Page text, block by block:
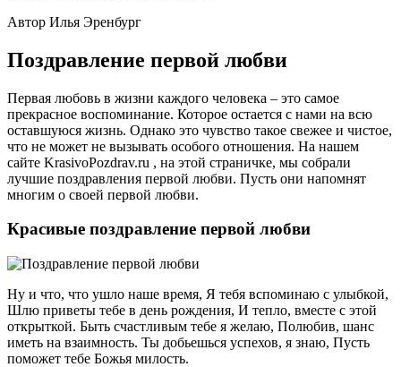
Автор Илья Эренбург
Поздравление первой любви
Первая любовь в жизни каждого человека – это самое
прекрасное воспоминание. Которое остается с нами на всю
оставшуюся жизнь. Однако это чувство такое свежее и чистое,
что не может не вызывать особого отношения. На нашем
сайте KrasivoPozdrav.ru , на этой страничке, мы собрали
лучшие поздравления первой любви. Пусть они напомнят
многим о своей первой любви.
Красивые поздравление первой любви
Ну и что, что ушло наше время, Я тебя вспоминаю с улыбкой,
Шлю приветы тебе в день рождения, И тепло, вместе с этой
открыткой. Быть счастливым тебе я желаю, Полюбив, шанс
иметь на взаимность. Ты добьешься успехов, я знаю, Пусть
поможет тебе Божья милость.